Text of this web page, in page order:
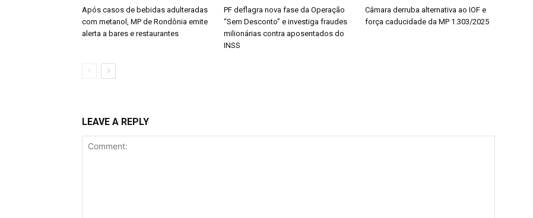
Após casos de bebidas adulteradas
com metanol, MP de Rondônia emite
alerta a bares e restaurantes
PF deflagra nova fase da Operação
“Sem Desconto” e investiga fraudes
milionárias contra aposentados do
INSS
Câmara derruba alternativa ao IOF e
força caducidade da MP 1.303/2025
LEAVE A REPLY